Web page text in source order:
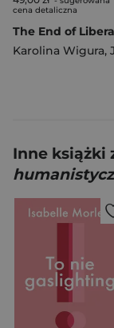
cena detaliczna
Karolina Wigura, Jarosław Kuisz
Inne książki